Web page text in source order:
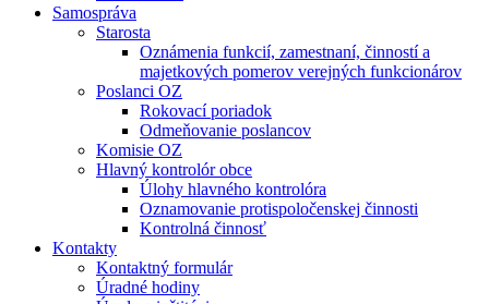
Samospráva
Starosta
Oznámenia funkcií, zamestnaní, činností a
majetkových pomerov verejných funkcionárov
Poslanci OZ
Rokovací poriadok
Odmeňovanie poslancov
Komisie OZ
Hlavný kontrolór obce
Úlohy hlavného kontrolóra
Oznamovanie protispoločenskej činnosti
Kontrolná činnosť
Kontakty
Kontaktný formulár
Úradné hodiny